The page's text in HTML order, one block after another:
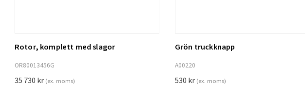
Lägg till i varukorg
Rotor, komplett med slagor
OR80013456G
35 730 kr (ex. moms)
Grön truckknapp
A00220
530 kr (ex. moms)